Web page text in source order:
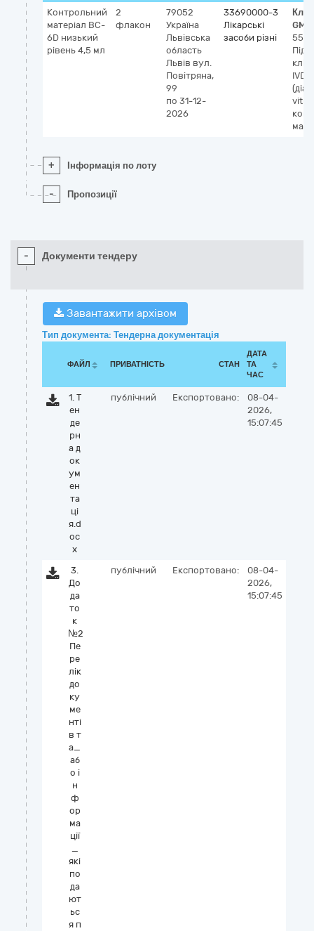
Контрольний
матеріал BC-
6D низький
рівень 4,5 мл
2
флакон
79052
Україна
Львівська
область
Львів вул.
Повітряна,
99
по 31-12-
2026
33690000-3
Лікарські
засоби різні
IVD
+ Інформація по лоту
- Пропозиції
- Документи тендеру
Завантажити архівом
Тип документа: Тендерна документація
ФАЙЛ ПРИВАТНІСТЬ СТАН
ДАТА
ТА
ЧАС
1. Т
ен
де
рн
а д
ок
ум
ен
та
цi
я.d
oc
x
публічний Експортовано:
08-04-
2026,
15:07:45
3.
До
да
то
к
№2
Пе
ре
лік
до
ку
ме
нті
в т
а_
аб
о і
н
ф
ор
ма
ції
_
які
по
да
ют
ьс
я п
публічний Експортовано:
08-04-
2026,
15:07:45